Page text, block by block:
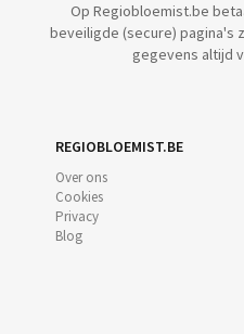
Op Regiobloemist.be
beveiligde (secure) pagina's
gegevens altijd
REGIOBLOEMIST.BE
Over ons
Cookies
Privacy
Blog